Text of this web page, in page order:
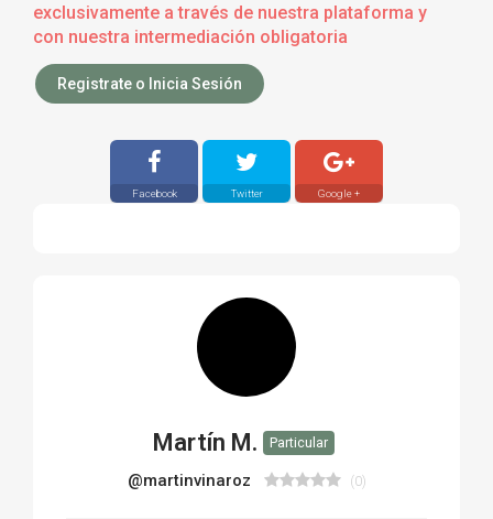
exclusivamente a través de nuestra plataforma y
con nuestra intermediación obligatoria
Registrate o Inicia Sesión
Facebook Twitter Google +
Martín M. Particular
@martinvinaroz (0)